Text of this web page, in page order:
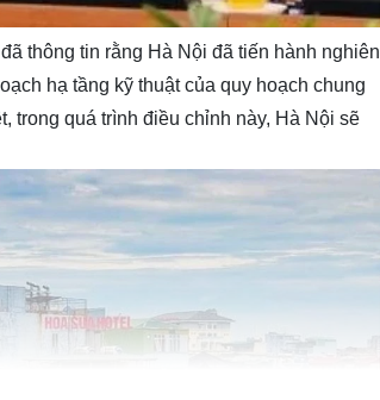
thông tin rằng Hà Nội đã tiến hành nghiên
hạ tầng kỹ thuật của quy hoạch chung
trong quá trình điều chỉnh này, Hà Nội sẽ